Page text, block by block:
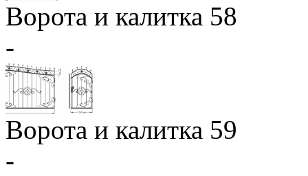
Ворота и калитка 58
-
Ворота и калитка 59
-